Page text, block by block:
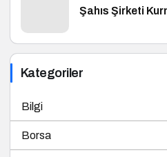
Şahıs Şirketi
Kategoriler
Bilgi
Borsa